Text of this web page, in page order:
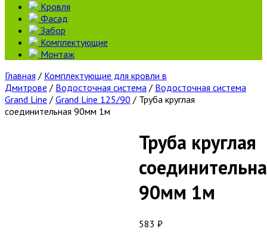
Кровля
Фасад
Забор
Комплектующие
Монтаж
Главная / Комплектующие для кровли в
Дмитрове / Водосточная система / Водосточная система
Grand Line / Grand Line 125/90 / Труба круглая
соединительная 90мм 1м
Труба круглая
90мм 1м
583 ₽